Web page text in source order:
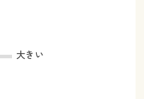
大きい